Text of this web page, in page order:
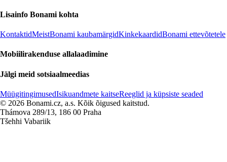
Lisainfo Bonami kohta
KontaktidMeistBonami kaubamärgidKinkekaardidBonami ettevõtetele
Mobiilirakenduse allalaadimine
Jälgi meid sotsiaalmeedias
MüügitingimusedIsikuandmete kaitseReeglid ja küpsiste seaded
© 2026 Bonami.cz, a.s. Kõik õigused kaitstud.
Thámova 289/13, 186 00 Praha
Tšehhi Vabariik